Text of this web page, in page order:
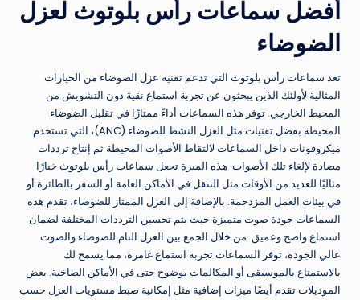
أفضل سماعات رأس بلوتوث لعزل
الضوضاء
تعد سماعات رأس بلوتوث التي تدعم تقنية عزل الضوضاء من الخيارات
المثالية لأولئك الذين يبحثون عن تجربة استماع نقية دون التشويش من
المحيط الخارجي. توفر هذه السماعات أداءً ممتازًا في تقليل الضوضاء
المحيطة بفضل تقنيات مثل العزل النشط للضوضاء (ANC)، التي تستخدم
ميكروفونات داخل السماعات لالتقاط الأصوات المحيطة ثم إنتاج ترددات
مضادة لإلغاء تلك الأصوات. هذه الميزة تجعل سماعات رأس بلوتوث خيارًا
مثاليًا للعديد من الأوقات مثل التنقل في الأماكن العامة أو السفر بالطائرة أو
في بيئات العمل المزدحمة. بالإضافة إلى العزل الممتاز للضوضاء، تقدم هذه
السماعات جودة صوت متميزة حيث يتم تحسين الترددات المختلفة لضمان
استماع واضح وعميق. من خلال الجمع بين العزل التام للضوضاء والصوت
عالي الجودة، توفر السماعات تجربة استماع غامرة، مما يسمح لك
بالاستمتاع بالموسيقى أو المكالمات بوضوح حتى في الأماكن الصاخبة. بعض
الموديلات تقدم أيضًا ميزات إضافية مثل إمكانية ضبط مستويات العزل حسب